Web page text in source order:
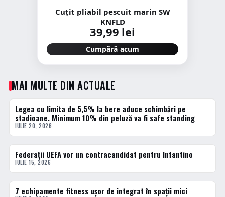
Cuțit pliabil pescuit marin SW
KNFLD
39,99 lei
Cumpără acum
MAI MULTE DIN ACTUALE
ACTUALE
Legea cu limita de 5,5% la bere aduce schimbări pe
stadioane. Minimum 10% din peluză va fi safe standing
IULIE 20, 2026
ACTUALE
Federații UEFA vor un contracandidat pentru Infantino
IULIE 15, 2026
ACTUALE
7 echipamente fitness ușor de integrat în spații mici